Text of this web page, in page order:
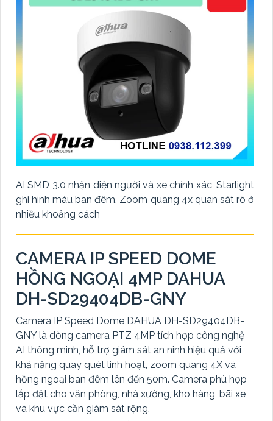
AI SMD 3.0 nhận diện người và xe chính xác, Starlight
ghi hình màu ban đêm, Zoom quang 4x quan sát rõ ở
nhiều khoảng cách
CAMERA IP SPEED DOME
HỒNG NGOẠI 4MP DAHUA
DH-SD29404DB-GNY
Camera IP Speed Dome DAHUA DH-SD29404DB-
GNY là dòng camera PTZ 4MP tích hợp công nghệ
AI thông minh, hỗ trợ giám sát an ninh hiệu quả với
khả năng quay quét linh hoạt, zoom quang 4X và
hồng ngoại ban đêm lên đến 50m. Camera phù hợp
lắp đặt cho văn phòng, nhà xưởng, kho hàng, bãi xe
và khu vực cần giám sát rộng.